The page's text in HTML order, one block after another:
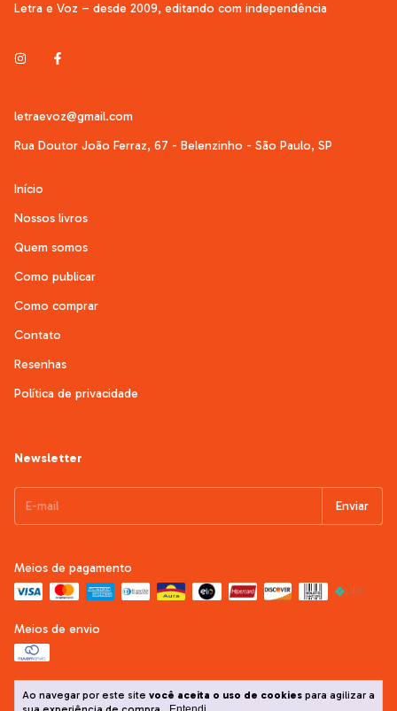
Ao navegar por este site você aceita o uso de cookies para agilizar a
Letra e Voz – desde 2009, editando com independência
letraevoz@gmail.com
Rua Doutor João Ferraz, 67 - Belenzinho - São Paulo, SP
Início
Nossos livros
Quem somos
Como publicar
Como comprar
Contato
Resenhas
Política de privacidade
Newsletter
Meios de pagamento
Meios de envio